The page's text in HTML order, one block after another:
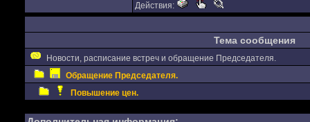
Действия:
Тема сообщения
Новости, расписание встреч и обращение Председателя.
Обращение Председателя.
Повышение цен.